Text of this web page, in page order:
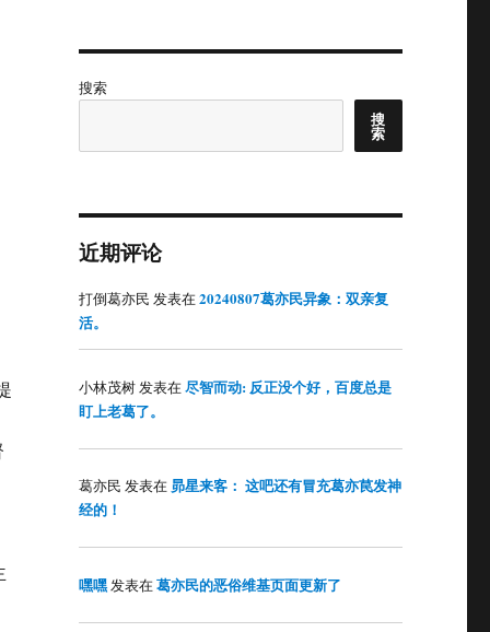
搜索
搜
索
近期评论
打倒葛亦民 发表在20240807葛亦民异象：双亲复
活。
小林茂树发表在尽智而动: 反正没个好，百度总是
盯上老葛了。
葛亦民 发表在 昴星来客： 这吧还有冒充葛亦苠发神
经的！
嘿嘿发表在葛亦民的恶俗维基页面更新了